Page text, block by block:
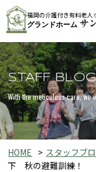
福岡の介護付き有料老人
グランドホーム サ
STAFF
With the meticulous care, we
HOME スタッフブ
下 秋の避難訓練！